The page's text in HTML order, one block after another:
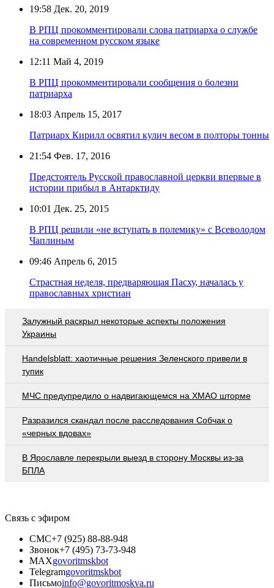
19:58 Дек. 20, 2019
В РПЦ прокомментировали слова патриарха о службе
на современном русском языке
12:11 Май 4, 2019
В РПЦ прокомментировали сообщения о болезни
патриарха
18:03 Апрель 15, 2017
Патриарх Кирилл освятил кулич весом в полторы тонны
21:54 Фев. 17, 2016
Предстоятель Русской православной церкви впервые в
истории прибыл в Антарктиду
10:01 Дек. 25, 2015
В РПЦ решили «не вступать в полемику» с Всеволодом
Чаплиным
09:46 Апрель 6, 2015
Страстная неделя, предваряющая Пасху, началась у
православных христиан
Залужный раскрыл некоторые аспекты положения
Украины
Handelsblatt: хаотичные решения Зеленского привели в
тупик
МЧС предупредило о надвигающемся на ХМАО шторме
Разразился скандал после расследования Собчак о
«черных вдовах»
В Ярославле перекрыли выезд в сторону Москвы из-за
БПЛА
Связь с эфиром
СМС+7 (925) 88-88-948
Звонок+7 (495) 73-73-948
MAXgovoritmskbot
Telegramgovoritmskbot
Письмоinfo@govoritmoskva.ru